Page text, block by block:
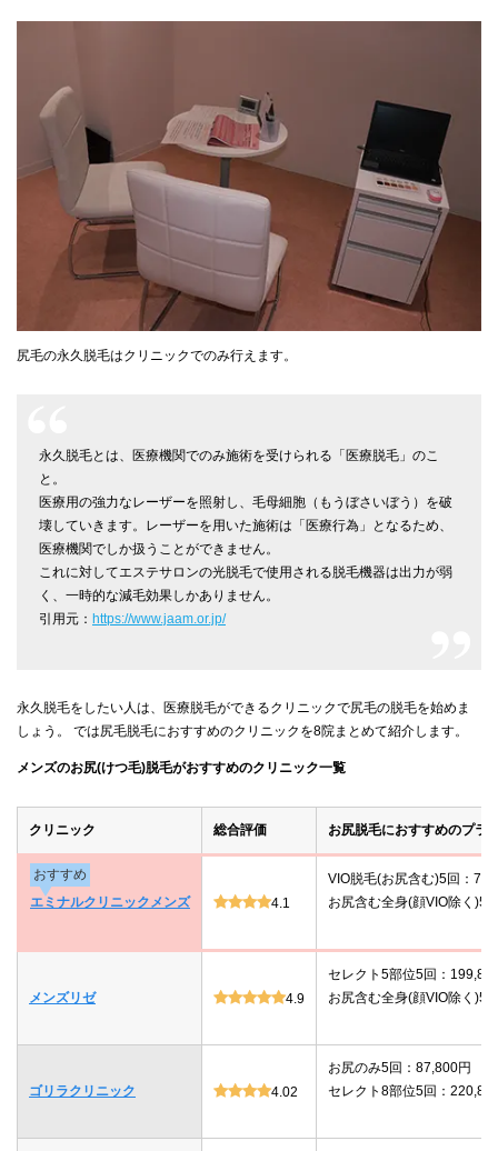
尻毛の永久脱毛はクリニックでのみ行えます。
永久脱毛とは、医療機関でのみ施術を受けられる「医療脱毛」のこ
と。
医療用の強力なレーザーを照射し、毛母細胞（もうぼさいぼう）を破
壊していきます。レーザーを用いた施術は「医療行為」となるため、
医療機関でしか扱うことができません。
これに対してエステサロンの光脱毛で使用される脱毛機器は出力が弱
く、一時的な減毛効果しかありません。
引用元： https://www.jaam.or.jp/
永久脱毛をしたい人は、医療脱毛ができるクリニックで尻毛の脱毛を始めま
しょう。 では尻毛脱毛におすすめのクリニックを8院まとめて紹介します。
メンズのお尻(けつ毛)脱毛がおすすめのクリニック一覧
クリニック 総合評価 お尻脱毛におすすめのプラ
おすすめ
エミナルクリニックメンズ
4.1
VIO脱毛(お尻含む)5回：
お尻含む全身(顔VIO除く)5
メンズリゼ 4.9
セレクト5部位5回：
お尻含む全身(顔VIO除く)5
ゴリラクリニック 4.02
お尻のみ5回：87,800円
セレクト8部位5回：